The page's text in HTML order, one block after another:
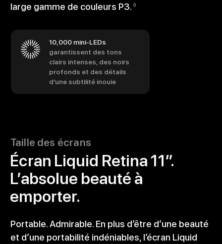
large gamme de couleurs P3. ◊
10,000 mini-LEDs
garantissent des tons
clairs intenses, des noirs
profonds et des détails
d'une subtilité inouie
Taille des écrans
Écran Liquid Retina 11″.
L’absolue beauté à
emporter.
Portable. Admirable. En plus d’être d’une beauté
et d’une portabilité indéniables, l’écran Liquid